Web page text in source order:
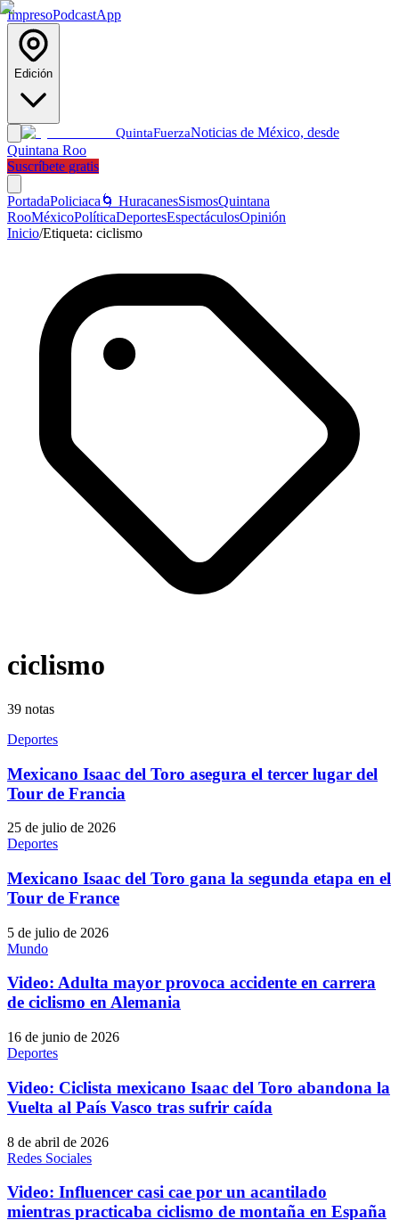
ImpresoPodcastApp
Edición
QuintaFuerzaNoticias de México, desde
Quintana Roo
Suscríbete gratis
PortadaPoliciaca 🌀 HuracanesSismosQuintana
RooMéxicoPolíticaDeportesEspectáculosOpinión
Inicio/Etiqueta: ciclismo
ciclismo
39 notas
Deportes
Mexicano Isaac del Toro asegura el tercer lugar del
Tour de Francia
25 de julio de 2026
Deportes
Mexicano Isaac del Toro gana la segunda etapa en el
Tour de France
5 de julio de 2026
Mundo
Video: Adulta mayor provoca accidente en carrera
de ciclismo en Alemania
16 de junio de 2026
Deportes
Video: Ciclista mexicano Isaac del Toro abandona la
Vuelta al País Vasco tras sufrir caída
8 de abril de 2026
Redes Sociales
Video: Influencer casi cae por un acantilado
mientras practicaba ciclismo de montaña en España